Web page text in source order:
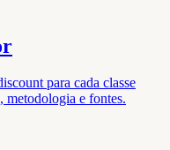
para cada classe
metodologia e fontes.